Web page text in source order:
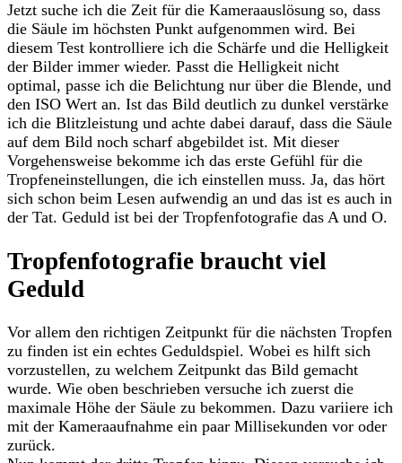
Jetzt suche ich die Zeit für die Kameraauslösung so, dass
die Säule im höchsten Punkt aufgenommen wird. Bei
diesem Test kontrolliere ich die Schärfe und die Helligkeit
der Bilder immer wieder. Passt die Helligkeit nicht
optimal, passe ich die Belichtung nur über die Blende, und
den ISO Wert an. Ist das Bild deutlich zu dunkel verstärke
ich die Blitzleistung und achte dabei darauf, dass die Säule
auf dem Bild noch scharf abgebildet ist. Mit dieser
Vorgehensweise bekomme ich das erste Gefühl für die
Tropfeneinstellungen, die ich einstellen muss. Ja, das hört
sich schon beim Lesen aufwendig an und das ist es auch in
der Tat. Geduld ist bei der Tropfenfotografie das A und O.
Tropfenfotografie braucht viel
Geduld
Vor allem den richtigen Zeitpunkt für die nächsten Tropfen
zu finden ist ein echtes Geduldspiel. Wobei es hilft sich
vorzustellen, zu welchem Zeitpunkt das Bild gemacht
wurde. Wie oben beschrieben versuche ich zuerst die
maximale Höhe der Säule zu bekommen. Dazu variiere ich
mit der Kameraaufnahme ein paar Millisekunden vor oder
zurück.